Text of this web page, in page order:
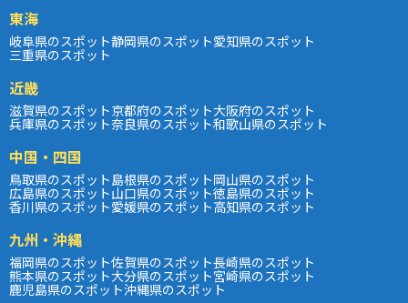
東海
岐阜県のスポット静岡県のスポット愛知県のスポット
三重県のスポット
近畿
滋賀県のスポット京都府のスポット大阪府のスポット
兵庫県のスポット奈良県のスポット和歌山県のスポット
中国・四国
鳥取県のスポット島根県のスポット岡山県のスポット
広島県のスポット山口県のスポット徳島県のスポット
香川県のスポット愛媛県のスポット高知県のスポット
九州・沖縄
福岡県のスポット佐賀県のスポット長崎県のスポット
熊本県のスポット大分県のスポット宮崎県のスポット
鹿児島県のスポット沖縄県のスポット